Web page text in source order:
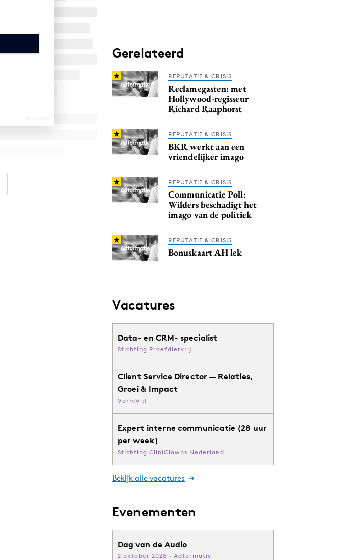
Gerelateerd
REPUTATIE & CRISIS
Reclamegasten: met
Hollywood-regisseur
Richard Raaphorst
REPUTATIE & CRISIS
BKR werkt aan een
vriendelijker imago
REPUTATIE & CRISIS
Communicatie Poll:
Wilders beschadigt het
imago van de politiek
REPUTATIE & CRISIS
Bonuskaart AH lek
Vacatures
Data- en CRM- specialist
Stichting Proefdiervrij
Client Service Director — Relaties,
Groei & Impact
VormVijf
Expert interne communicatie (28 uur
per week)
Stichting CliniClowns Nederland
Bekijk alle vacatures
Evenementen
Dag van de Audio
2 oktober 2026 · Adformatie